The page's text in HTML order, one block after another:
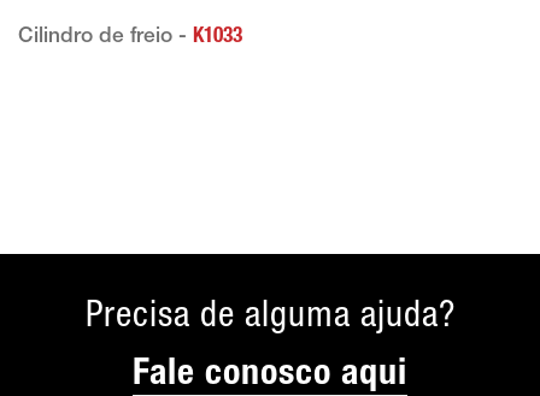
Cilindro de freio - K1033
Precisa de alguma ajuda?
Fale conosco aqui